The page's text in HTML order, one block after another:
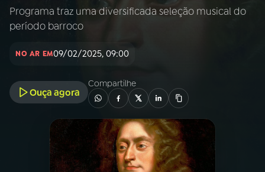
Início AO VIVO
INÍCIO
A RÁDIO
PROGRAMAÇÃO
PROGRAMAS
Programa traz uma diversificada seleção musical do
período barroco
NO AR EM09/02/2025, 09:00
Ouça agora
Compartilhe